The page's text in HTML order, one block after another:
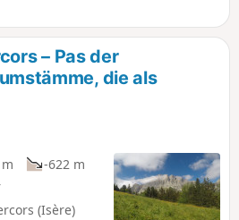
Blick auf
den Mont
Gute
Murmeltiere
– Pas der
die als
-622 m
(Isère)